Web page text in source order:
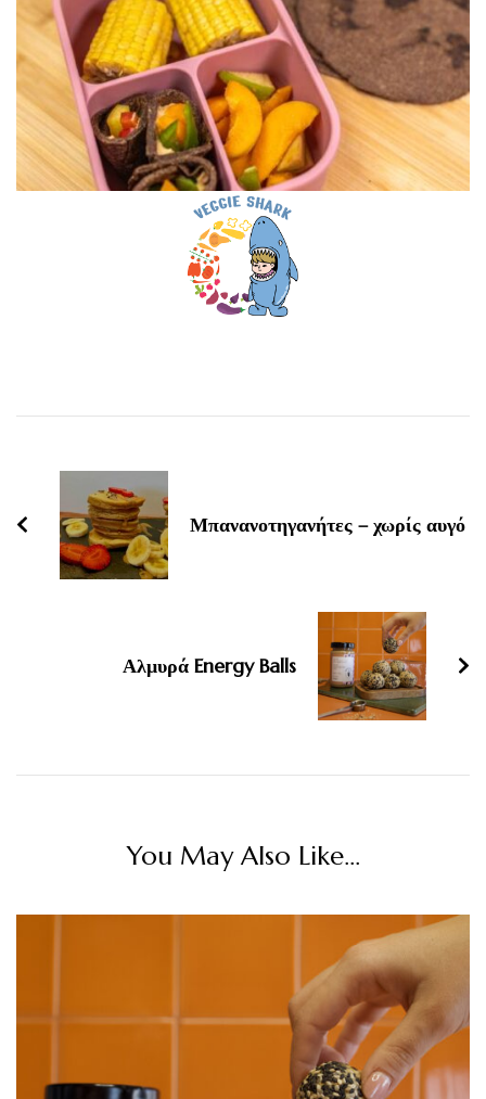
Navigation
Μπανανοτηγανήτες – χωρίς αυγό
Αλμυρά Energy Balls
You May Also Like...